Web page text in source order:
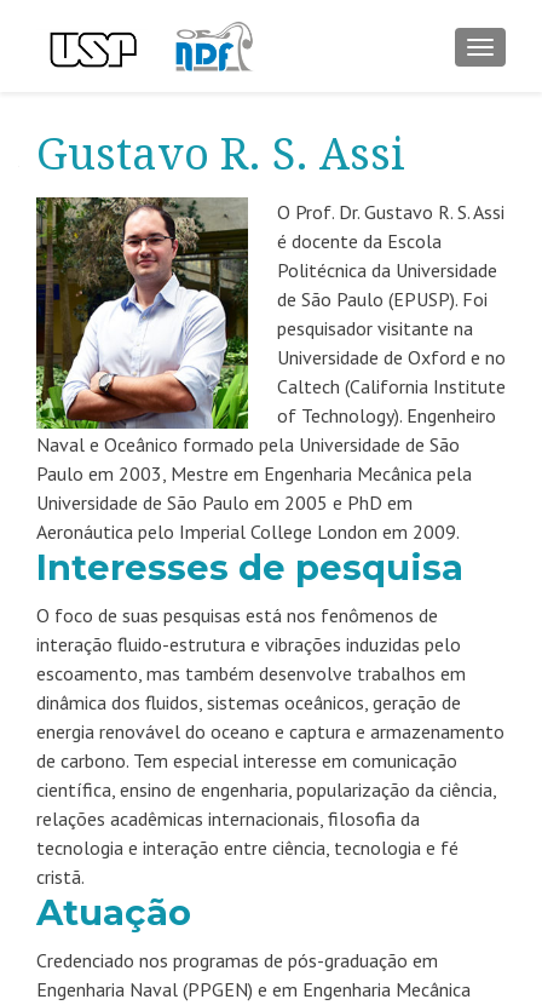
Gustavo R. S. Assi
O Prof. Dr. Gustavo R. S. Assi
é docente da Escola
Politécnica da Universidade
de São Paulo (EPUSP). Foi
pesquisador visitante na
Universidade de Oxford e no
Caltech (California Institute
of Technology). Engenheiro
Naval e Oceânico formado pela Universidade de São
Paulo em 2003, Mestre em Engenharia Mecânica pela
Universidade de São Paulo em 2005 e PhD em
Aeronáutica pelo Imperial College London em 2009.
Interesses de pesquisa
O foco de suas pesquisas está nos fenômenos de
interação fluido-estrutura e vibrações induzidas pelo
escoamento, mas também desenvolve trabalhos em
dinâmica dos fluidos, sistemas oceânicos, geração de
energia renovável do oceano e captura e armazenamento
de carbono. Tem especial interesse em comunicação
científica, ensino de engenharia, popularização da ciência,
relações acadêmicas internacionais, filosofia da
tecnologia e interação entre ciência, tecnologia e fé
cristã.
Atuação
Credenciado nos programas de pós-graduação em
Engenharia Naval (PPGEN) e em Engenharia Mecânica